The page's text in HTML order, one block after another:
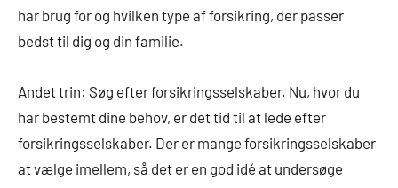
har brug for og hvilken type af forsikring, der passer
bedst til dig og din familie.
Andet trin: Søg efter forsikringsselskaber. Nu, hvor du
har bestemt dine behov, er det tid til at lede efter
forsikringsselskaber. Der er mange forsikringsselskaber
at vælge imellem, så det er en god idé at undersøge